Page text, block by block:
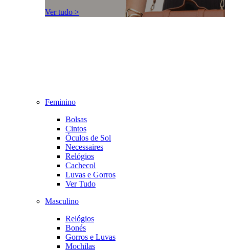
Ver tudo >
Feminino
Bolsas
Cintos
Óculos de Sol
Necessaires
Relógios
Cachecol
Luvas e Gorros
Ver Tudo
Masculino
Relógios
Bonés
Gorros e Luvas
Mochilas